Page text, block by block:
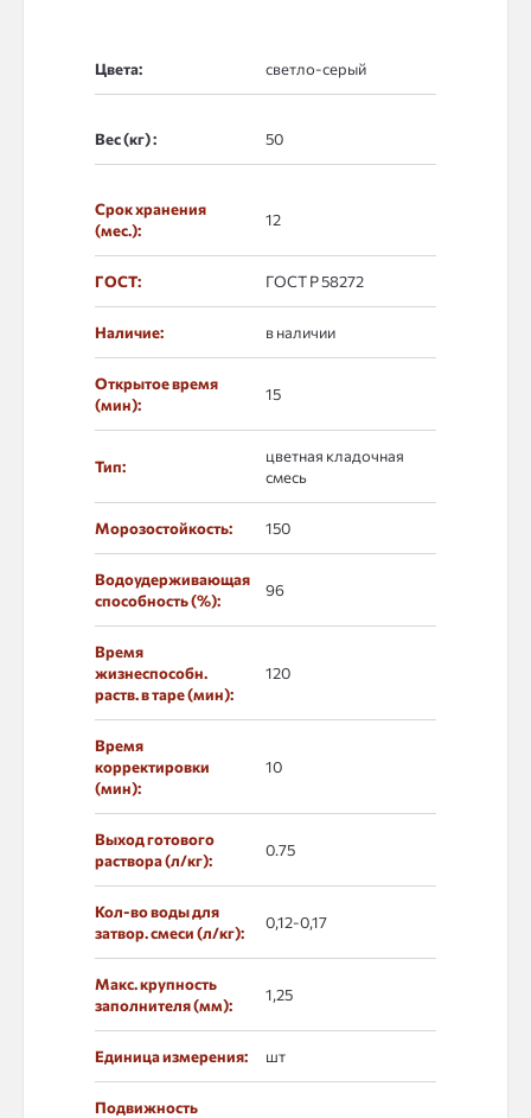
Цвета:
Вес (кг) :
Срок хранения
(мес.):
12
ГОСТ: ГОСТ Р 58272
Наличие: в наличии
Открытое время
(мин):
15
Тип:
цветная кладочная
смесь
Морозостойкость: 150
Водоудерживающая
способность (%):
96
Время
жизнеспособн.
раств. в таре (мин):
120
Время
корректировки
(мин):
10
Выход готового
раствора (л/кг):
0.75
Кол-во воды для
затвор. смеси (л/кг):
0,12-0,17
Макс. крупность
заполнителя (мм):
1,25
Единица измерения: шт
Подвижность